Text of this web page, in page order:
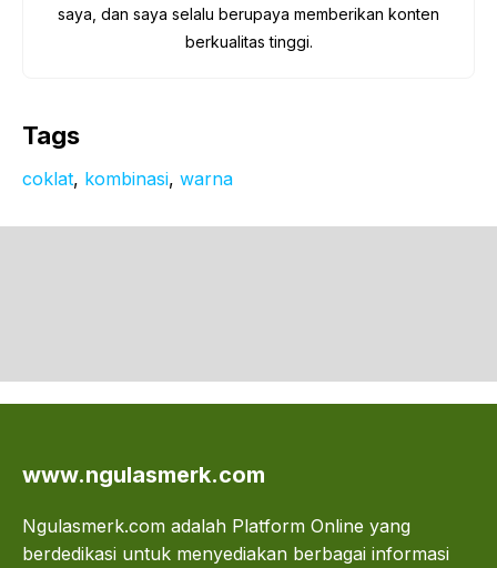
saya, dan saya selalu berupaya memberikan konten
berkualitas tinggi.
Tags
coklat, kombinasi, warna
www.ngulasmerk.com
Ngulasmerk.com adalah Platform Online yang
berdedikasi untuk menyediakan berbagai informasi